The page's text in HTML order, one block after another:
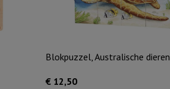
Blokpuzzel, Australische dieren
€12,50